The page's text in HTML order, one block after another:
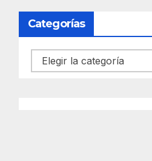
Categorías
Categorías